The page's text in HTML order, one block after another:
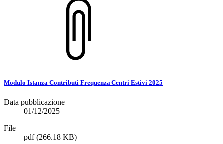
Modulo Istanza Contributi Frequenza Centri Estivi 2025
Data pubblicazione
01/12/2025
File
pdf(266.18 KB)